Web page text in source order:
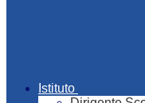
Istituto